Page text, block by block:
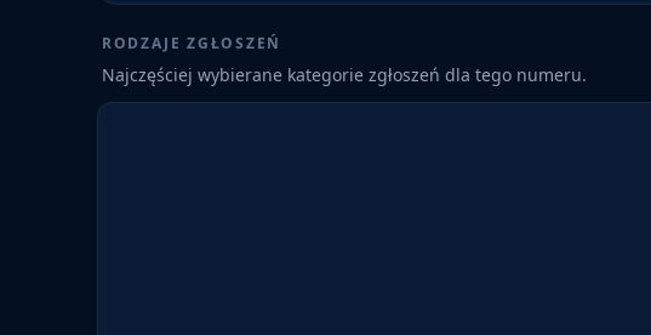
RODZAJE ZGŁOSZEŃ
Najczęściej wybierane kategorie zgłoszeń dla tego numeru.